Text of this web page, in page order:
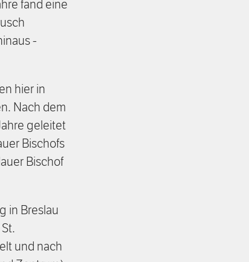
fand eine
-
hier in
Nach dem
geleitet
Bischofs
Bischof
in Breslau
und nach